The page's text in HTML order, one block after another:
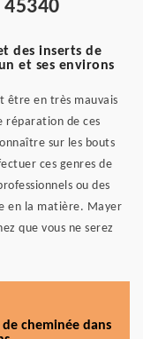
45340
des inserts de
et ses environs
être en très mauvais
réparation de ces
sur les bouts
ces genres de
ou des
en la matière. Mayer
que vous ne serez
cheminée dans